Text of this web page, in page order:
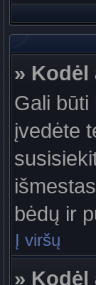
»
Gali
įvedėte
bėdų ir
Į viršų
»